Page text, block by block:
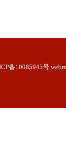
备10085945号